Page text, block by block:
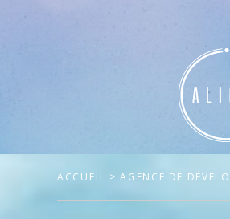
ACCUEIL > AGENCE DE